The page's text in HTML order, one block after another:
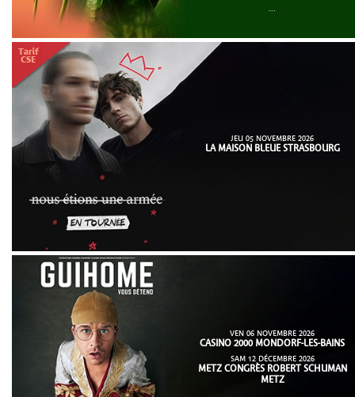
...
JEU 05 NOVEMBRE 2026
LA MAISON BLEUE STRASBOURG
VEN 06 NOVEMBRE 2026
CASINO 2000 MONDORF-LES-BAINS
SAM 12 DÉCEMBRE 2026
METZ CONGRÈS ROBERT SCHUMAN
METZ